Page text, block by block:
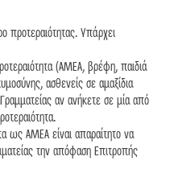
προτεραιότητας. Υπάρχει
(AMEA, βρέφη, παιδιά
ασθενείς σε αμαξίδια
αν ανήκετε σε μία από
ως ΑΜΕΑ είναι απαραίτητο να
την απόφαση Επιτροπής